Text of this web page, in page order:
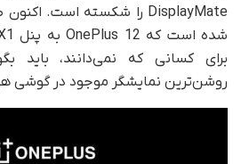
برای کسانی که نمی‌دانند، باید
روشن‌ترین نمایشگر موجود در گوشی